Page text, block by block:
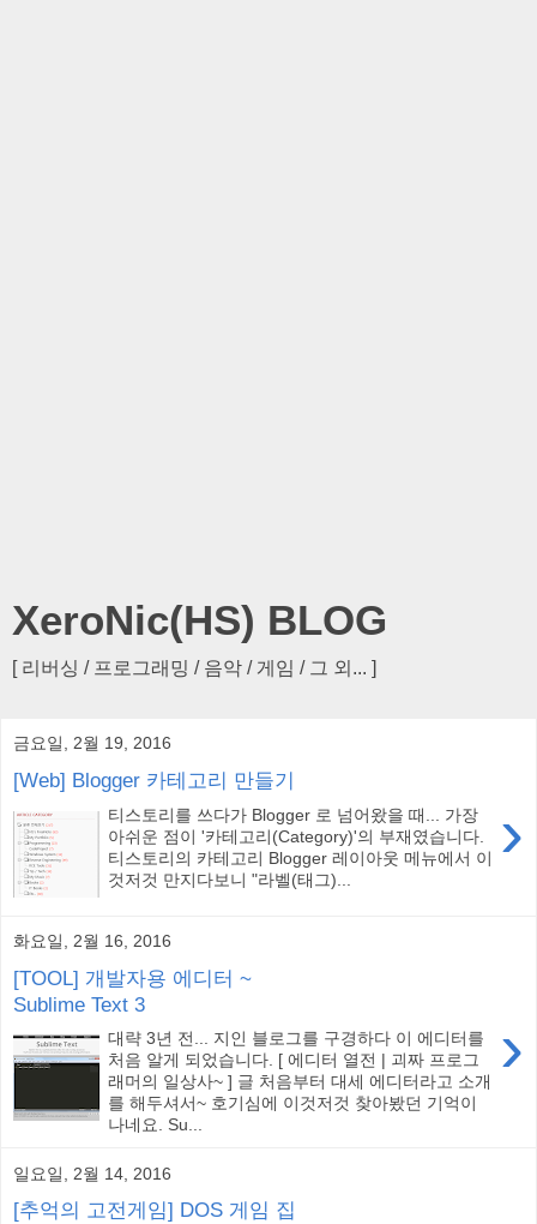
XeroNic(HS) BLOG
[ 리버싱 / 프로그래밍 / 음악 / 게임 / 그 외... ]
금요일, 2월 19, 2016
[Web] Blogger 카테고리 만들기
›
티스토리를 쓰다가 Blogger 로 넘어왔을 때... 가장
아쉬운 점이 '카테고리(Category)'의 부재였습니다.
티스토리의 카테고리 Blogger 레이아웃 메뉴에서 이
것저것 만지다보니 "라벨(태그)...
화요일, 2월 16, 2016
[TOOL] 개발자용 에디터 ~
Sublime Text 3
›
대략 3년 전... 지인 블로그를 구경하다 이 에디터를
처음 알게 되었습니다. [ 에디터 열전 | 괴짜 프로그
래머의 일상사~ ] 글 처음부터 대세 에디터라고 소개
를 해두셔서~ 호기심에 이것저것 찾아봤던 기억이
나네요. Su...
일요일, 2월 14, 2016
[추억의 고전게임] DOS 게임 집